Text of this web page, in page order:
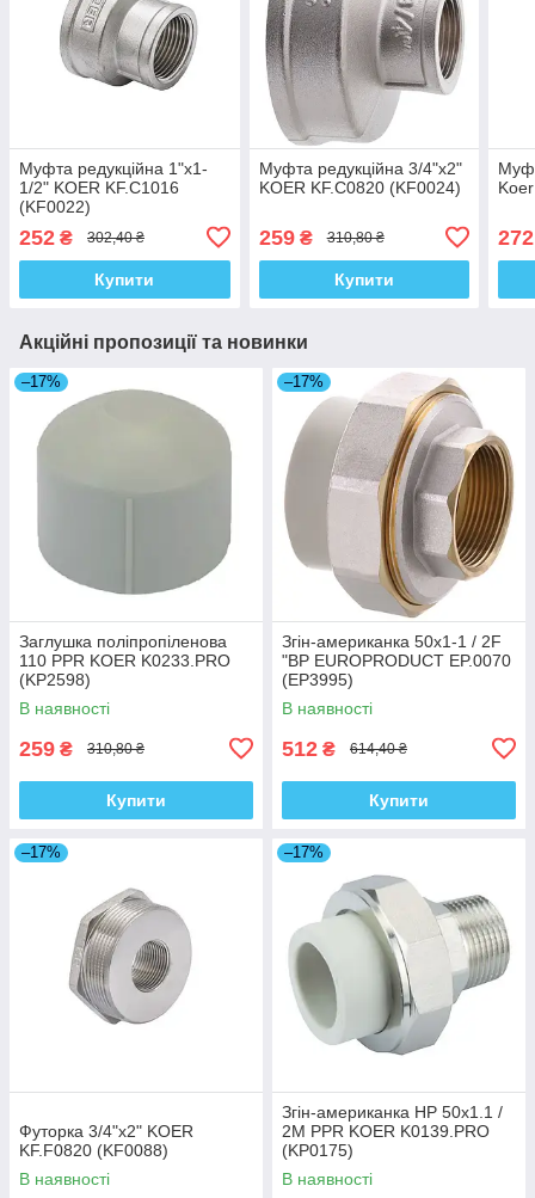
Муфта редукційна 1"x1-
1/2" KOER KF.C1016
(KF0022)
252 ₴ 302,40 ₴
Купити
Муфта редукційна 3/4"x2"
KOER KF.C0820 (KF0024)
259₴ 310,80 ₴
Купити
272
Акційні пропозиції та новинки
–17%
Заглушка поліпропіленова
110 PPR KOER K0233.PRO
(KP2598)
В наявності
259 ₴ 310,80 ₴
Купити
–17%
Згін-американка 50x1-1 / 2F
"ВР EUROPRODUCT EP.0070
(EP3995)
В наявності
512 ₴ 614,40 ₴
Купити
–17%
Футорка 3/4"x2" KOER
KF.F0820 (KF0088)
В наявності
–17%
Згін-американка НР 50x1.1 /
2M PPR KOER K0139.PRO
(KP0175)
В наявності